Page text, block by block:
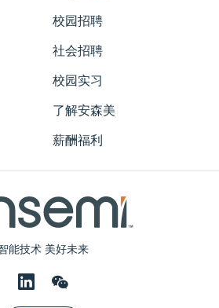
能技术 美好未来
校园招聘
社会招聘
校园实习
了解安森美
薪酬福利